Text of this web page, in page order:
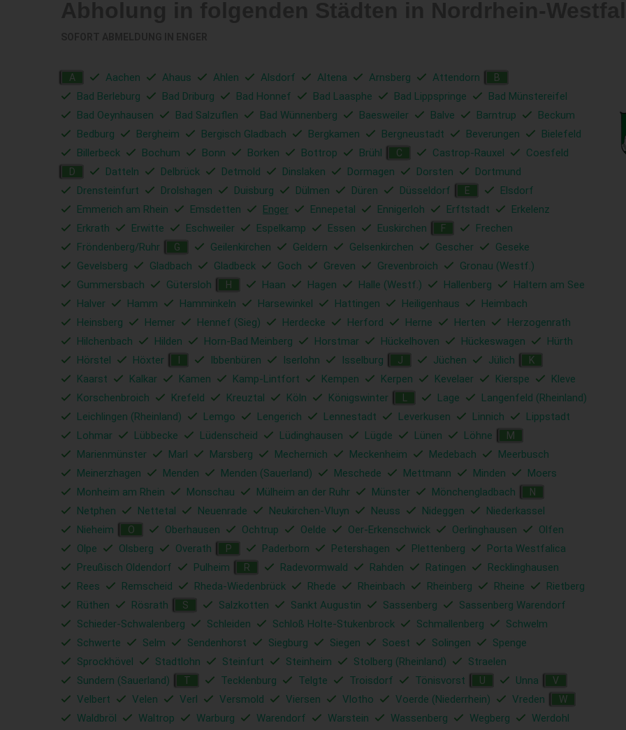
A Aachen Ahaus Ahlen Alsdorf Altena Arnsberg Attendorn B
Bad Berleburg Bad Driburg Bad Honnef Bad Laasphe Bad Lippspringe
Bad Münstereifel
Bad Oeynhausen
Bad Salzuflen Bad Wünnenberg Baesweiler Balve Barntrup
Beckum
Bedburg
Bergheim Bergisch Gladbach Bergkamen Bergneustadt Beverungen
Bielefeld
Billerbeck
Bochum Bonn Borken Bottrop Brühl C Castrop-Rauxel Coesfeld
D Datteln Delbrück Detmold Dinslaken Dormagen Dorsten
Dortmund
Drensteinfurt
Drolshagen Duisburg Dülmen Düren Düsseldorf E
Elsdorf
Emmerich am Rhein
Emsdetten Enger Ennepetal Ennigerloh Erftstadt
Erkelenz
Erkrath
Erwitte Eschweiler Espelkamp Essen Euskirchen F
Frechen
Fröndenberg/Ruhr
G Geilenkirchen Geldern Gelsenkirchen Gescher
Geseke
Gevelsberg
Gladbach Gladbeck Goch Greven Grevenbroich
Gronau (Westf.)
Gummersbach
Gütersloh H Haan Hagen Halle (Westf.) Hallenberg
Haltern am See
Halver
Hamm Hamminkeln Harsewinkel Hattingen Heiligenhaus
Heimbach
Heinsberg
Hemer Hennef (Sieg) Herdecke Herford Herne Herten
Herzogenrath
Hilchenbach
Hilden Horn-Bad Meinberg Horstmar Hückelhoven Hückeswagen
Hürth
Hörstel
Höxter Ibbenbüren Iserlohn Isselburg J Jüchen Jülich K
Kaarst Kalkar Kamen Kamp-Lintfort Kempen Kerpen Kevelaer Kierspe
Kleve
Korschenbroich
Krefeld Kreuztal Köln Königswinter Lage
Langenfeld (Rheinland)
Leichlingen (Rheinland)
Lemgo Lengerich Lennestadt Leverkusen Linnich
Lippstadt
Lohmar
Lübbecke Lüdenscheid Lüdinghausen Lügde Lünen Löhne M
Marienmünster Marl Marsberg Mechernich Meckenheim Medebach
Meerbusch
Meinerzhagen
Menden Menden (Sauerland) Meschede Mettmann Minden
Moers
Monheim am Rhein
Monschau Mülheim an der Ruhr Münster Mönchengladbach N
Netphen Nettetal Neuenrade Neukirchen-Vluyn Neuss Nideggen
Niederkassel
Nieheim
O Oberhausen Ochtrup Oelde Oer-Erkenschwick Oerlinghausen
Olfen
Olpe
Olsberg Overath P Paderborn Petershagen Plettenberg
Porta Westfalica
Preußisch Oldendorf
Pulheim R Radevormwald Rahden Ratingen
Recklinghausen
Rees
Remscheid Rheda-Wiedenbrück Rhede Rheinbach Rheinberg Rheine
Rietberg
Rüthen
Rösrath S Salzkotten Sankt Augustin Sassenberg
Sassenberg Warendorf
Schieder-Schwalenberg
Schleiden Schloß Holte-Stukenbrock Schmallenberg
Schwelm
Schwerte
Selm Sendenhorst Siegburg Siegen Soest Solingen
Spenge
Sprockhövel
Stadtlohn Steinfurt Steinheim Stolberg (Rheinland)
Straelen
Sundern (Sauerland)
T Tecklenburg Telgte Troisdorf Tönisvorst U Unna V
Velbert Velen Verl Versmold Viersen Vlotho Voerde (Niederrhein) Vreden W
Waldbröl Waltrop Warburg Warendorf Warstein Wassenberg Wegberg
Werdohl